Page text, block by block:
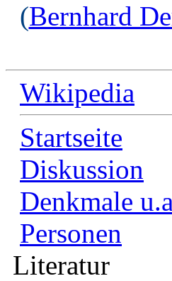
(Bernhard
Wikipedia
Startseite
Diskussion
Denkmale
Personen
Literatur